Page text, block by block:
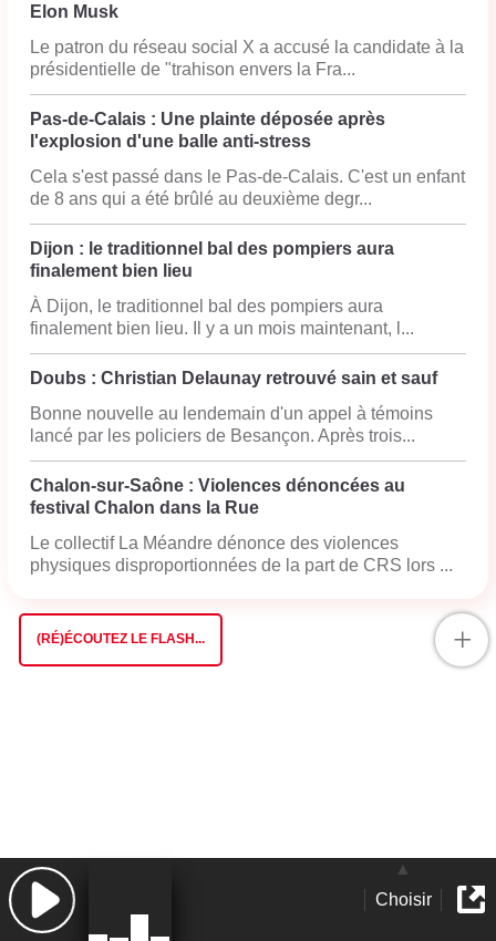
Elon Musk
Le patron du réseau social X a accusé la candidate à la
présidentielle de "trahison envers la Fra...
Pas-de-Calais : Une plainte déposée après
l'explosion d'une balle anti-stress
Cela s'est passé dans le Pas-de-Calais. C'est un enfant
de 8 ans qui a été brûlé au deuxième degr...
Dijon : le traditionnel bal des pompiers aura
finalement bien lieu
À Dijon, le traditionnel bal des pompiers aura
finalement bien lieu. Il y a un mois maintenant, l...
Doubs : Christian Delaunay retrouvé sain et sauf
Bonne nouvelle au lendemain d'un appel à témoins
lancé par les policiers de Besançon. Après trois...
Chalon-sur-Saône : Violences dénoncées au
festival Chalon dans la Rue
Le collectif La Méandre dénonce des violences
physiques disproportionnées de la part de CRS lors ...
(RÉ)ÉCOUTEZ LE FLASH... +
Choisir